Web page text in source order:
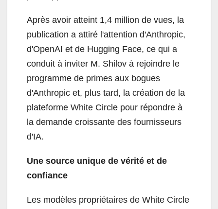
Après avoir atteint 1,4 million de vues, la
publication a attiré l'attention d'Anthropic,
d'OpenAI et de Hugging Face, ce qui a
conduit à inviter M. Shilov à rejoindre le
programme de primes aux bogues
d'Anthropic et, plus tard, la création de la
plateforme White Circle pour répondre à
la demande croissante des fournisseurs
d'IA.
Une source unique de vérité et de
confiance
Les modèles propriétaires de White Circle